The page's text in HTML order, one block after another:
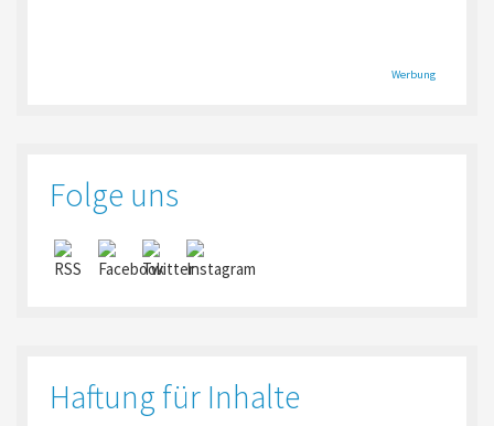
Werbung
Folge uns
Haftung für Inhalte